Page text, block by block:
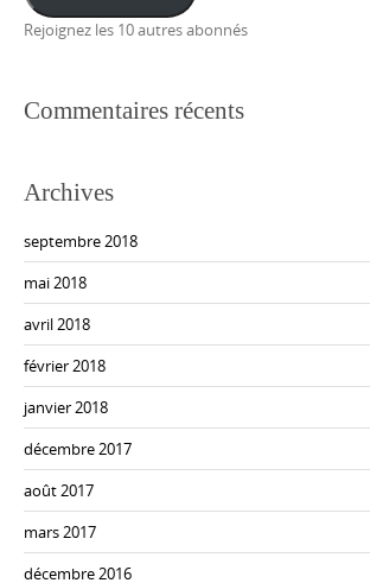
Rejoignez les 10 autres abonnés
Commentaires récents
Archives
septembre 2018
mai 2018
avril 2018
février 2018
janvier 2018
décembre 2017
août 2017
mars 2017
décembre 2016